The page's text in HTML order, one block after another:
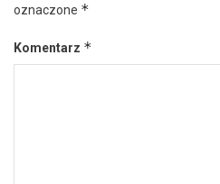
oznaczone *
Komentarz *